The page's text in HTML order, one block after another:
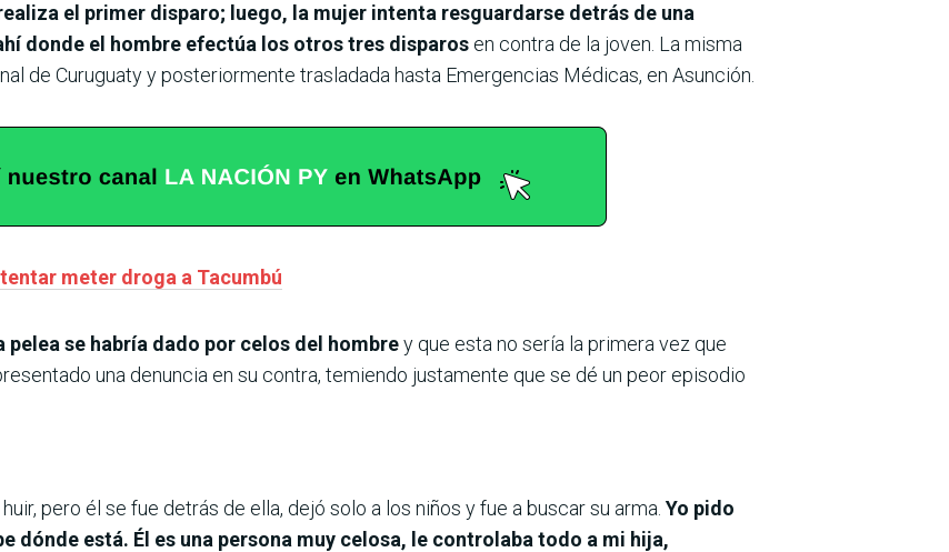
el primer disparo; luego, la mujer intenta resguardarse detrás de una
donde el hombre efectúa los otros tres disparos en contra de la joven. La misma
de Curuguaty y posteriormente trasladada hasta Emergencias Médicas, en Asunción.
meter droga a Tacumbú
se habría dado por celos del hombrey que esta no sería la primera vez que
una denuncia en su contra, temiendo justamente que se dé un peor episodio
pero él se fue detrás de ella, dejó solo a los niños y fue a buscar su arma. Yo pido
dónde está. Él es una persona muy celosa, le controlaba todo a mi hija,